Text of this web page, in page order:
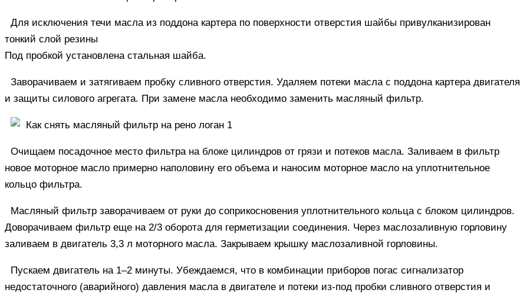
Для исключения течи масла из поддона картера по поверхности отверстия шайбы привулканизирован
тонкий слой резины
Под пробкой установлена стальная шайба.
Заворачиваем и затягиваем пробку сливного отверстия. Удаляем потеки масла с поддона картера двигателя
и защиты силового агрегата. При замене масла необходимо заменить масляный фильтр.
Очищаем посадочное место фильтра на блоке цилиндров от грязи и потеков масла. Заливаем в фильтр
новое моторное масло примерно наполовину его объема и наносим моторное масло на уплотнительное
кольцо фильтра.
Масляный фильтр заворачиваем от руки до соприкосновения уплотнительного кольца с блоком цилиндров.
Доворачиваем фильтр еще на 2/3 оборота для герметизации соединения. Через маслозаливную горловину
заливаем в двигатель 3,3 л моторного масла. Закрываем крышку маслозаливной горловины.
Пускаем двигатель на 1–2 минуты. Убеждаемся, что в комбинации приборов погас сигнализатор
недостаточного (аварийного) давления масла в двигателе и потеки из-под пробки сливного отверстия и